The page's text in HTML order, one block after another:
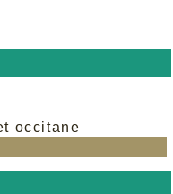
occitane